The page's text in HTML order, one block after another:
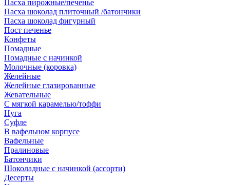
Пасха пирожные/печенье
Пасха шоколад плиточный /батончики
Пасха шоколад фигурный
Пост печенье
Конфеты
Помадные
Помадные с начинкой
Молочные (коровка)
Желейные
Желейные глазированные
Жевательные
С мягкой карамелью/тоффи
Нуга
Суфле
В вафельном корпусе
Вафельные
Пралиновые
Батончики
Шоколадные с начинкой (ассорти)
Десерты